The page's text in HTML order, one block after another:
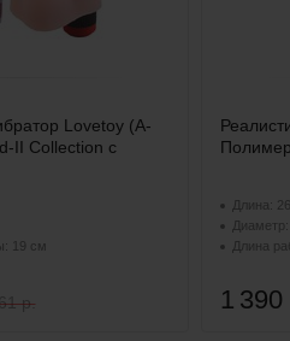
Lovetoy (А-
II Collection с
19 см
р.
Длина:
Диаметр:
Длина
1 390